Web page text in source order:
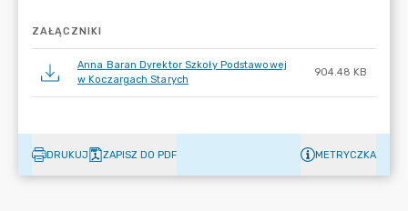
ZAŁĄCZNIKI
Anna Baran Dyrektor Szkoły Podstawowej
w Koczargach Starych
904.48 KB
DRUKUJ ZAPISZ DO PDF METRYCZKA